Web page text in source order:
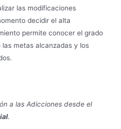
las modificaciones
decidir el alta
permite conocer el grado
metas alcanzadas y los
a las Adicciones desde el
.